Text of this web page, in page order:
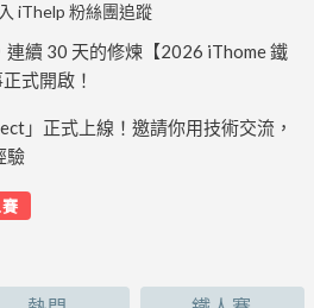
iThelp 粉絲團追蹤
續 30 天的修煉【2026 iThome 鐵
式開啟！
」正式上線！邀請你用技術交流，
驗